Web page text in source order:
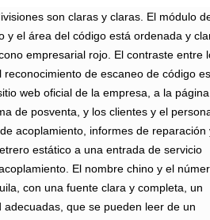
son claras y claras. El módulo
y el área del código está ordenada y
empresarial rojo. El contraste entre
de escaneo de código es
web oficial de la empresa, a la
de posventa, y los clientes y el
acoplamiento, informes de reparación
estático a una entrada de servicio
El nombre chino y el
con una fuente clara y completa, un
que se pueden leer de un